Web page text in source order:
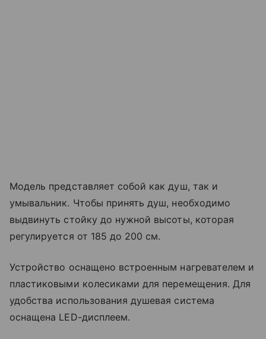
Модель представляет собой как душ, так и
умывальник. Чтобы принять душ, необходимо
выдвинуть стойку до нужной высоты, которая
регулируется от 185 до 200 см.
Устройство оснащено встроенным нагревателем и
пластиковыми колесиками для перемещения. Для
удобства использования душевая система
оснащена LED-дисплеем.